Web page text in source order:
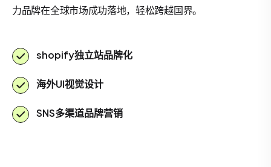
力品牌在全球市场成功落地，轻松跨越国界。
shopify独立站品牌化
海外UI视觉设计
SNS多渠道品牌营销